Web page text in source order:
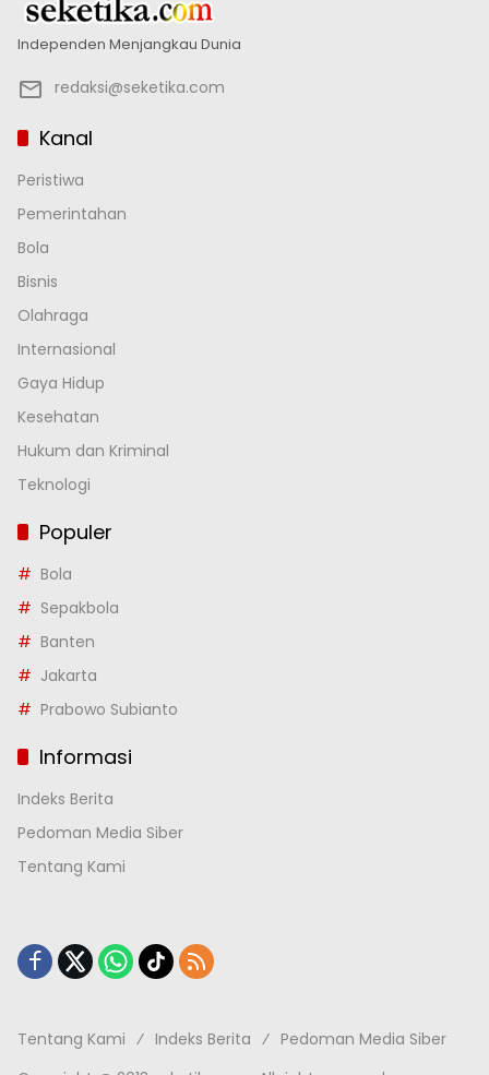
Independen Menjangkau Dunia
redaksi@seketika.com
Kanal
Peristiwa
Pemerintahan
Bola
Bisnis
Olahraga
Internasional
Gaya Hidup
Kesehatan
Hukum dan Kriminal
Teknologi
Populer
Bola
Sepakbola
Banten
Jakarta
Prabowo Subianto
Informasi
Indeks Berita
Pedoman Media Siber
Tentang Kami
Tentang Kami Indeks Berita
Pedoman Media Siber